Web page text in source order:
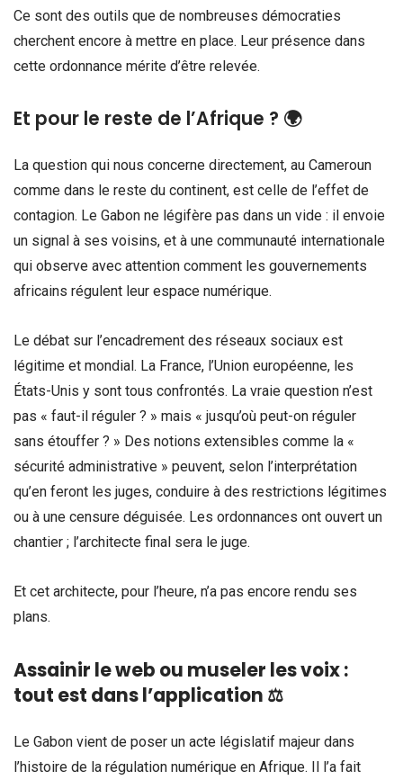
Ce sont des outils que de nombreuses démocraties
cherchent encore à mettre en place. Leur présence dans
cette ordonnance mérite d’être relevée.
Et pour le reste de l’Afrique ? 🌍
La question qui nous concerne directement, au Cameroun
comme dans le reste du continent, est celle de l’effet de
contagion. Le Gabon ne légifère pas dans un vide : il envoie
un signal à ses voisins, et à une communauté internationale
qui observe avec attention comment les gouvernements
africains régulent leur espace numérique.
Le débat sur l’encadrement des réseaux sociaux est
légitime et mondial. La France, l’Union européenne, les
États-Unis y sont tous confrontés. La vraie question n’est
pas « faut-il réguler ? » mais « jusqu’où peut-on réguler
sans étouffer ? » Des notions extensibles comme la «
sécurité administrative » peuvent, selon l’interprétation
qu’en feront les juges, conduire à des restrictions légitimes
ou à une censure déguisée. Les ordonnances ont ouvert un
chantier ; l’architecte final sera le juge.
Et cet architecte, pour l’heure, n’a pas encore rendu ses
plans.
Assainir le web ou museler les voix :
tout est dans l’application ⚖️
Le Gabon vient de poser un acte législatif majeur dans
l’histoire de la régulation numérique en Afrique. Il l’a fait